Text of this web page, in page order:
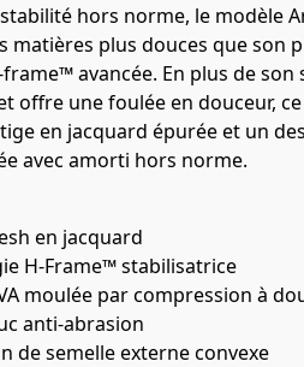
hors norme, le modèle
matières plus douces que son
avancée. En plus de
offre une foulée en douceur,
en jacquard épurée et un
avec amorti hors norme.
en jacquard
H-Frame™ stabilisatrice
moulée par compression à
anti-abrasion
de semelle externe convexe